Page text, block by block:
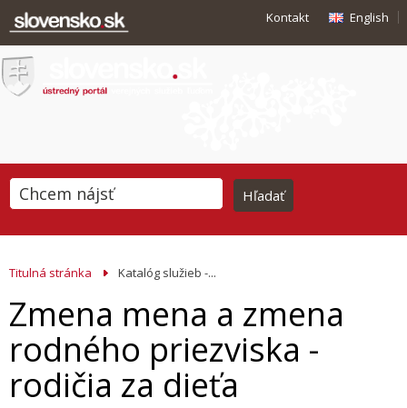
Kontakt English
Titulná stránka Katalóg služieb -...
Zmena mena a zmena
rodného priezviska -
rodičia za dieťa